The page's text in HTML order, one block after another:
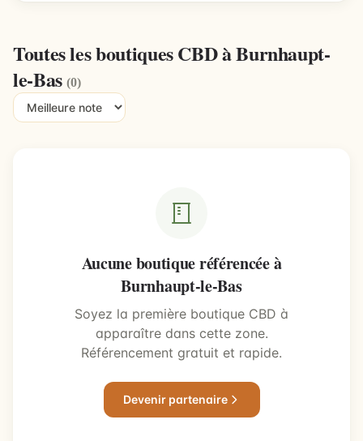
Toutes les boutiques CBD à Burnhaupt-
le-Bas(0)
Aucune boutique référencée à
Burnhaupt-le-Bas
Soyez la première boutique CBD à
apparaître dans cette zone.
Référencement gratuit et rapide.
Devenir partenaire